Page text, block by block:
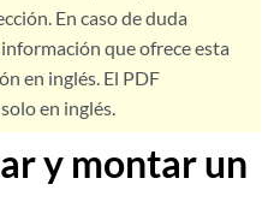
En caso de duda
que ofrece esta
en inglés. El PDF
en inglés.
y montar un